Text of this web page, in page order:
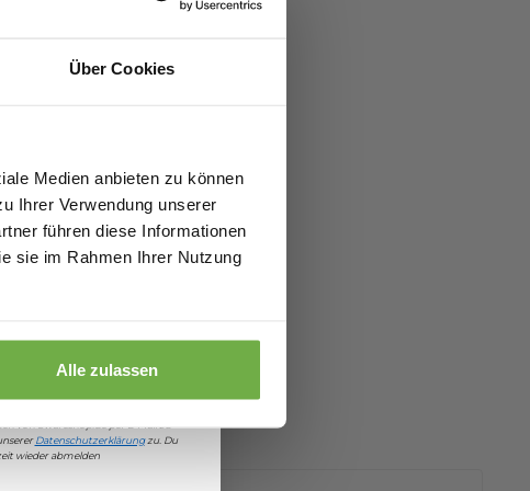
Über Cookies
Medien anbieten zu können
Ihrer Verwendung unserer
führen diese Informationen
sie im Rahmen Ihrer Nutzung
Alle zulassen
Haus – der
von fairen
5 € Rabatt
Datenschutzerklärungzu. Du
wieder abmelden